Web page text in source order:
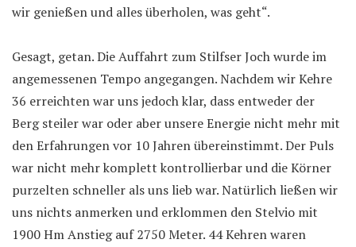
wir genießen und alles überholen, was geht“.
Gesagt, getan. Die Auffahrt zum Stilfser Joch wurde im
angemessenen Tempo angegangen. Nachdem wir Kehre
36 erreichten war uns jedoch klar, dass entweder der
Berg steiler war oder aber unsere Energie nicht mehr mit
den Erfahrungen vor 10 Jahren übereinstimmt. Der Puls
war nicht mehr komplett kontrollierbar und die Körner
purzelten schneller als uns lieb war. Natürlich ließen wir
uns nichts anmerken und erklommen den Stelvio mit
1900 Hm Anstieg auf 2750 Meter. 44 Kehren waren